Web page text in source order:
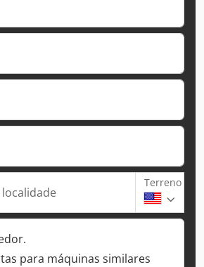
Terreno
para máquinas similares